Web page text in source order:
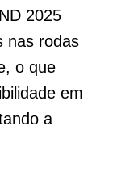
2025
nas rodas
o que
em
a